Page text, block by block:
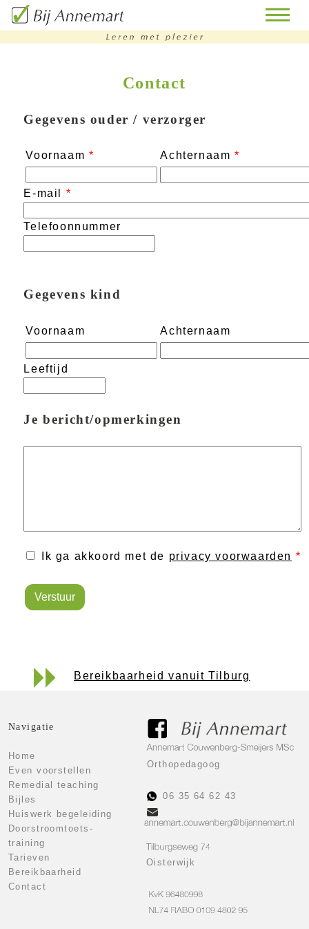
remedial
bijles
huiswerkbegeleiding
doorstroomtoets-
training
Contact
Gegevens ouder / verzorger
Voornaam * Achternaam *
E-mail *
Telefoonnummer
Gegevens kind
Voornaam Achternaam
Leeftijd
Je bericht/opmerkingen
Ik ga akkoord met de privacy voorwaarden *
Verstuur
Bereikbaarheid vanuit Tilburg
Navigatie
Home
Even voorstellen
Remedial teaching
Bijles
Huiswerk begeleiding
Doorstroomtoets-
training
Tarieven
Bereikbaarheid
Contact
Orthopedagoog
06 35 64 62 43
Oisterwijk